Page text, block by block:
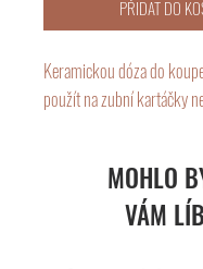
PŘIDAT DO
Keramickou dóza do
použít na zubní kartáčky
MOHLO
VÁM